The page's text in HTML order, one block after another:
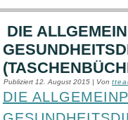
DIE
Publiziert 12. August 2015 | Von
DIE